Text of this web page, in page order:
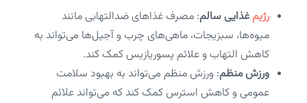
رژیمغذایی سالم: مصرف غذاهای ضدالتهابی مانند
میوه‌ها، سبزیجات، ماهی‌های چرب و آجیل‌ها می‌تواند به
کاهش التهاب و علائم پسوریازیس کمک کند.
ورزش منظم: ورزش منظم می‌تواند به بهبود سلامت
عمومی و کاهش استرس کمک کند که می‌تواند علائم